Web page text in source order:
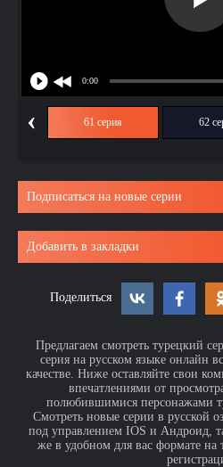
‹ 61 серия 62
Подписаться на новые серии
Добавить в закладки
Поделиться
Предлагаем смотреть турецкий
серия на русском языке онлайн
качестве. Ниже оставляйте свои
впечатлениями от
полюбившимися персонажами
Смотреть новые серии в русской
под управлением IOS и Андроид,
же в удобном для вас формате на